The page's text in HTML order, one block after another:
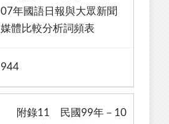
07年國語日報與大眾新聞
媒體比較分析詞頻表
944
附錄11 民國99年－10